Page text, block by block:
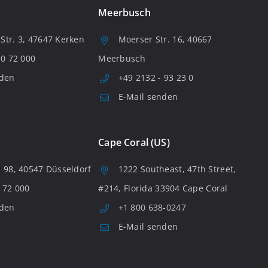
3, 47647 Kerken
72 000
Meerbusch
Moerser Str. 16, 40667
Meerbusch
+49 2132 - 93 23 0
E-Mail senden
98, 40547 Düsseldorf
000
Cape Coral (US)
1222 Southeast, 47th Street,
#214, Florida 33904 Cape Coral
+1 800 638-0247
E-Mail senden